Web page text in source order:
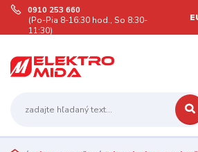
0910 253 660
(Po-Pia 8-16:30 hod., So 8:30-
11:30)